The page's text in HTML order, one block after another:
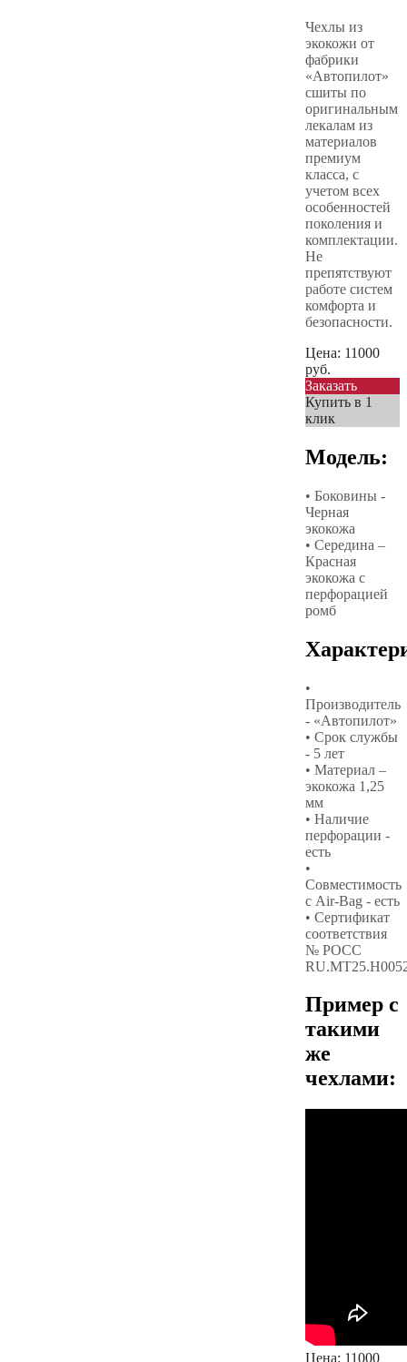
Чехлы из
экокожи от
фабрики
«Автопилот»
сшиты по
оригинальным
лекалам из
материалов
премиум
класса, с
учетом всех
особенностей
поколения и
комплектации.
Не
препятствуют
работе систем
комфорта и
безопасности.
Цена: 11000
руб.
Заказать
Купить в 1
клик
Модель:
• Боковины -
Черная
экокожа
• Середина –
Красная
экокожа с
перфорацией
ромб
•
Производитель
- «Автопилот»
• Срок службы
- 5 лет
• Материал –
экокожа 1,25
мм
• Наличие
перфорации -
есть
•
Совместимость
с Air-Bag - есть
• Сертификат
соответствия
№ РОСС
Пример с
такими
же
чехлами:
Цена: 11000